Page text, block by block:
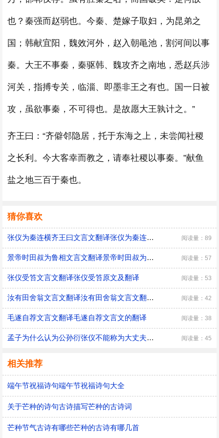
也？秦强而赵弱也。今秦、楚嫁子取妇，为昆弟之
国；韩献宜阳，魏效河外，赵入朝黾池，割河间以事
秦。大王不事秦，秦驱韩、魏攻齐之南地，悉赵兵涉
河关，指搏专关，临淄、即墨非王之有也。国一日被
攻，虽欲事秦，不可得也。是故愿大王孰计之。”
齐王曰：“齐僻邻隐居，托于东海之上，未尝闻社稷
之长利。今大客幸而教之，请奉社稷以事秦。”献鱼
盐之地三百于秦也。
猜你喜欢
张仪为秦连横齐王曰文言文翻译张仪为秦连横齐王原文及翻译 阅读量：89
景帝时田叔为鲁相文言文翻译景帝时田叔为鲁相翻译 阅读量：57
张仪受笞文言文翻译张仪受笞原文及翻译 阅读量：53
汝有田舍翁文言文翻译汝有田舍翁文言文翻译是什么 阅读量：42
毛遂自荐文言文翻译毛遂自荐文言文的翻译 阅读量：38
孟子为什么认为公孙衍张仪不能称为大丈夫孟子为什么认为公孙衍张仪非大丈夫 阅读量：45
相关推荐
端午节祝福诗句端午节祝福诗句大全
关于芒种的诗句古诗描写芒种的古诗词
芒种节气古诗有哪些芒种的古诗有哪几首